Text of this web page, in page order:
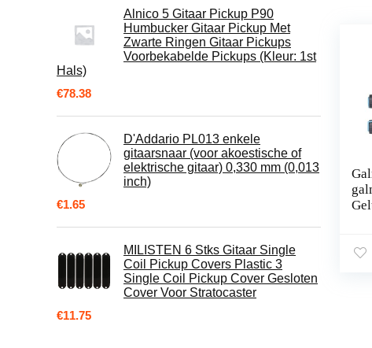
Alnico 5 Gitaar Pickup P90
Humbucker Gitaar Pickup Met
Zwarte Ringen Gitaar Pickups
Voorbekabelde Pickups (Kleur: 1st
Hals)
€78.38
D'Addario PL013 enkele
gitaarsnaar (voor akoestische of
elektrische gitaar) 0,330 mm (0,013
inch)
€1.65
MILISTEN 6 Stks Gitaar Single
Coil Pickup Covers Plastic 3
Single Coil Pickup Cover Gesloten
Cover Voor Stratocaster
€11.75
voor